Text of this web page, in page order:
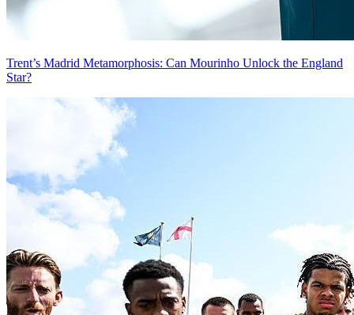
Trent’s Madrid Metamorphosis: Can Mourinho Unlock the England
Star?